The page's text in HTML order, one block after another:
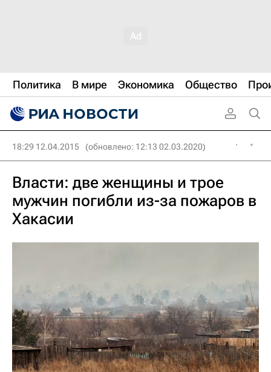
Политика В мире Экономика Общество
18:29 12.04.2015 (обновлено: 12:13 02.03.2020)
Власти: две женщины и трое
мужчин погибли из-за пожаров в
Хакасии